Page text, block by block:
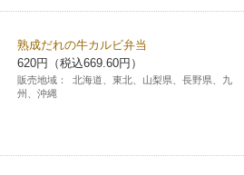
リング（店舗限定）
ェアリング（店舗限定）
エクボクローク」（店舗限定）
熟成だれの牛カルビ弁当
620円（税込669.60円）
販売地域：
北海道、東北、山梨県、長野県、九
州、沖縄